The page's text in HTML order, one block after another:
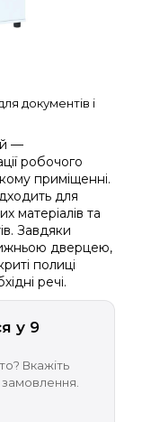
документів і
—
робочого
приміщенні.
для
матеріалів та
Завдяки
дверцею,
полиці
речі.
у 9
Вкажіть